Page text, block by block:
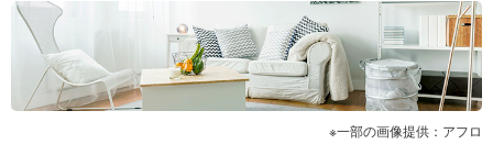
一部の画像提供：アフロ